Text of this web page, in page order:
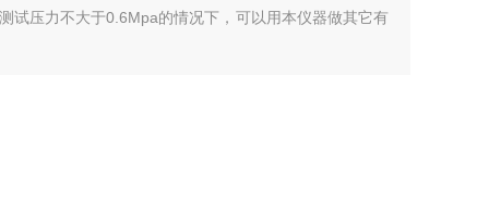
试压力不大于0.6Mpa的情况下，可以用本仪器做其它有